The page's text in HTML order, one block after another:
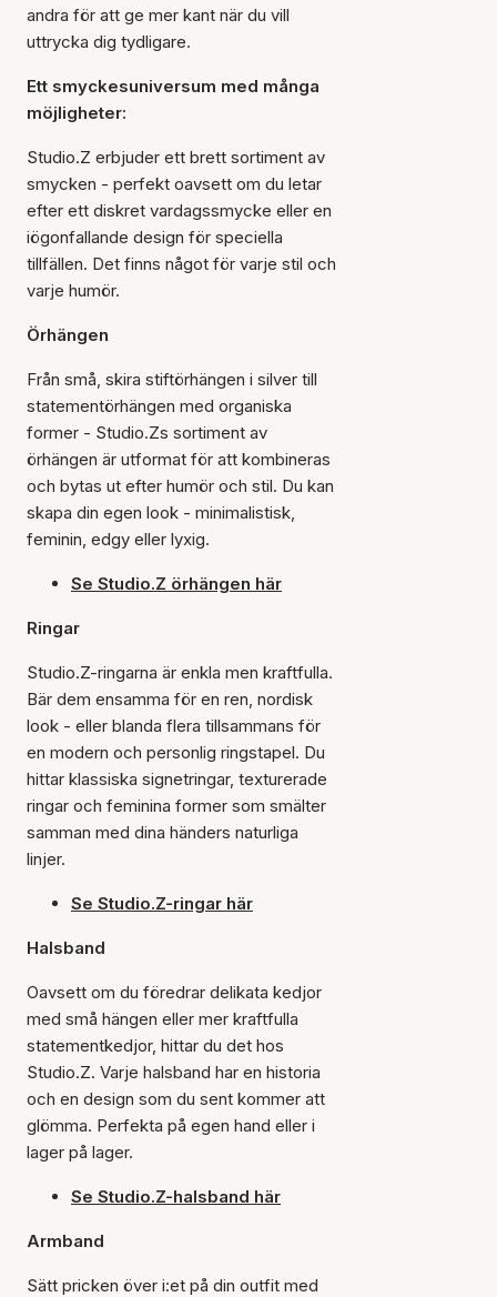
andra för att ge mer kant när du vill
uttrycka dig tydligare.
Ett smyckesuniversum med många
möjligheter:
Studio.Z erbjuder ett brett sortiment av
smycken - perfekt oavsett om du letar
efter ett diskret vardagssmycke eller en
iögonfallande design för speciella
tillfällen. Det finns något för varje stil och
varje humör.
Örhängen
Från små, skira stiftörhängen i silver till
statementörhängen med organiska
former - Studio.Zs sortiment av
örhängen är utformat för att kombineras
och bytas ut efter humör och stil. Du kan
skapa din egen look - minimalistisk,
feminin, edgy eller lyxig.
Se Studio.Z örhängen här
Ringar
Studio.Z-ringarna är enkla men kraftfulla.
Bär dem ensamma för en ren, nordisk
look - eller blanda flera tillsammans för
en modern och personlig ringstapel. Du
hittar klassiska signetringar, texturerade
ringar och feminina former som smälter
samman med dina händers naturliga
linjer.
Se Studio.Z-ringar här
Halsband
Oavsett om du föredrar delikata kedjor
med små hängen eller mer kraftfulla
statementkedjor, hittar du det hos
Studio.Z. Varje halsband har en historia
och en design som du sent kommer att
glömma. Perfekta på egen hand eller i
lager på lager.
Se Studio.Z-halsband här
Armband
Sätt pricken över i:et på din outfit med